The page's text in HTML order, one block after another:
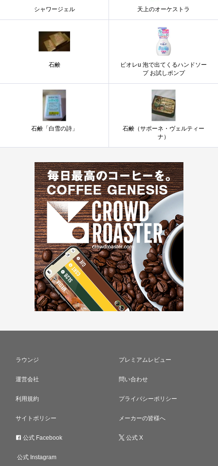
シャワージェル 天上のオーケストラ
石鹸
ビオレu 泡で出てくるハンドソー
プ お試しポンプ
石鹸「白雪の詩」
石鹸（サポーネ・ヴェルティー
ナ）
ラウンジ プレミアムレビュー
運営会社 問い合わせ
利用規約 プライバシーポリシー
サイトポリシー メーカーの皆様へ
公式 Facebook 公式 X
公式 Instagram